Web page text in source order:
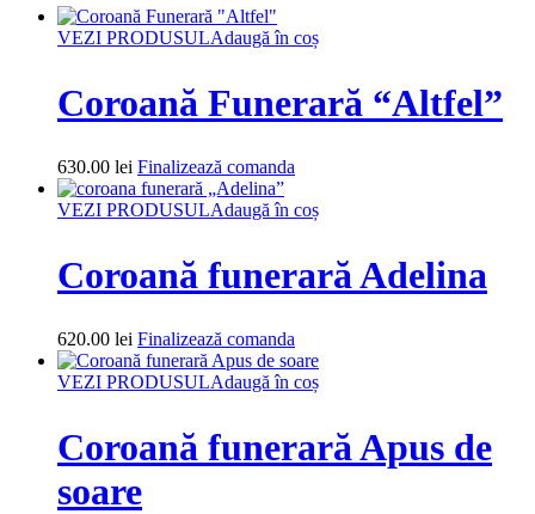
VEZI PRODUSULAdaugă în coș
Coroană Funerară “Altfel”
630.00 lei Finalizează comanda
VEZI PRODUSULAdaugă în coș
Coroană funerară Adelina
620.00 lei Finalizează comanda
VEZI PRODUSULAdaugă în coș
Coroană funerară Apus de
soare